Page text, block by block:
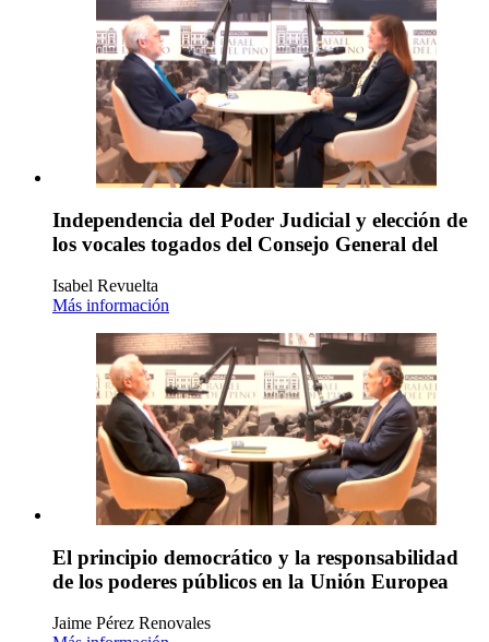
Independencia del Poder Judicial y elección de
los vocales togados del Consejo General del
Isabel Revuelta
Más información
El principio democrático y la responsabilidad
de los poderes públicos en la Unión Europea
Jaime Pérez Renovales